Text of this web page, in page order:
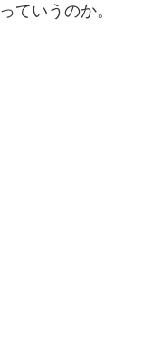
っていうのか。